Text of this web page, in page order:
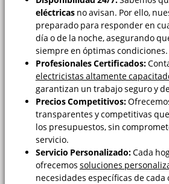
eléctricasno avisan. Por ello,
preparado para responder en
día o de la noche, asegurando
siempre en óptimas condiciones.
Profesionales Certificados:
electricistas altamente
garantizan un trabajo seguro y
Precios Competitivos:
transparentes y competitivas
los presupuestos, sin
servicio.
Servicio Personalizado:Cada
ofrecemos soluciones
necesidades específicas de cada